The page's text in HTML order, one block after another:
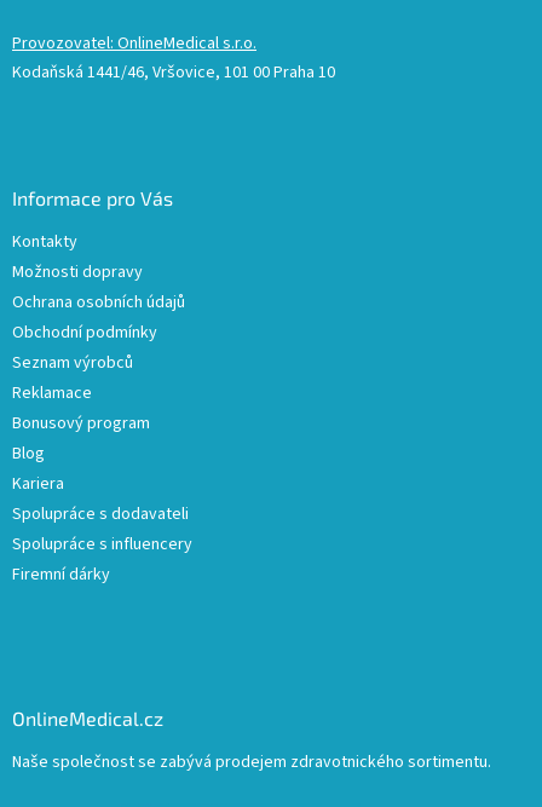
Provozovatel: OnlineMedical s.r.o.
Kodaňská 1441/46, Vršovice, 101 00 Praha 10
Informace pro Vás
Kontakty
Možnosti dopravy
Ochrana osobních údajů
Obchodní podmínky
Seznam výrobců
Reklamace
Bonusový program
Blog
Kariera
Spolupráce s dodavateli
Spolupráce s influencery
Firemní dárky
OnlineMedical.cz
Naše společnost se zabývá prodejem zdravotnického sortimentu.